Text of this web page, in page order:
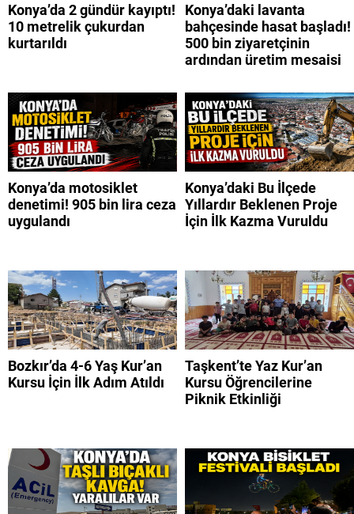
Konya’da 2 gündür kayıptı!
10 metrelik çukurdan
kurtarıldı
Konya’daki lavanta
bahçesinde hasat başladı!
500 bin ziyaretçinin
ardından üretim mesaisi
Konya’da motosiklet
denetimi! 905 bin lira ceza
uygulandı
Konya’daki Bu İlçede
Yıllardır Beklenen Proje
İçin İlk Kazma Vuruldu
Bozkır’da 4-6 Yaş Kur’an
Kursu İçin İlk Adım Atıldı
Taşkent’te Yaz Kur’an
Kursu Öğrencilerine
Piknik Etkinliği